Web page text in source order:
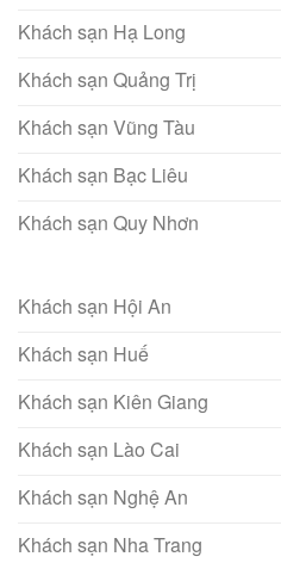
Khách sạn Hạ Long
Khách sạn Quảng Trị
Khách sạn Vũng Tàu
Khách sạn Bạc Liêu
Khách sạn Quy Nhơn
Khách sạn Hội An
Khách sạn Huế
Khách sạn Kiên Giang
Khách sạn Lào Cai
Khách sạn Nghệ An
Khách sạn Nha Trang